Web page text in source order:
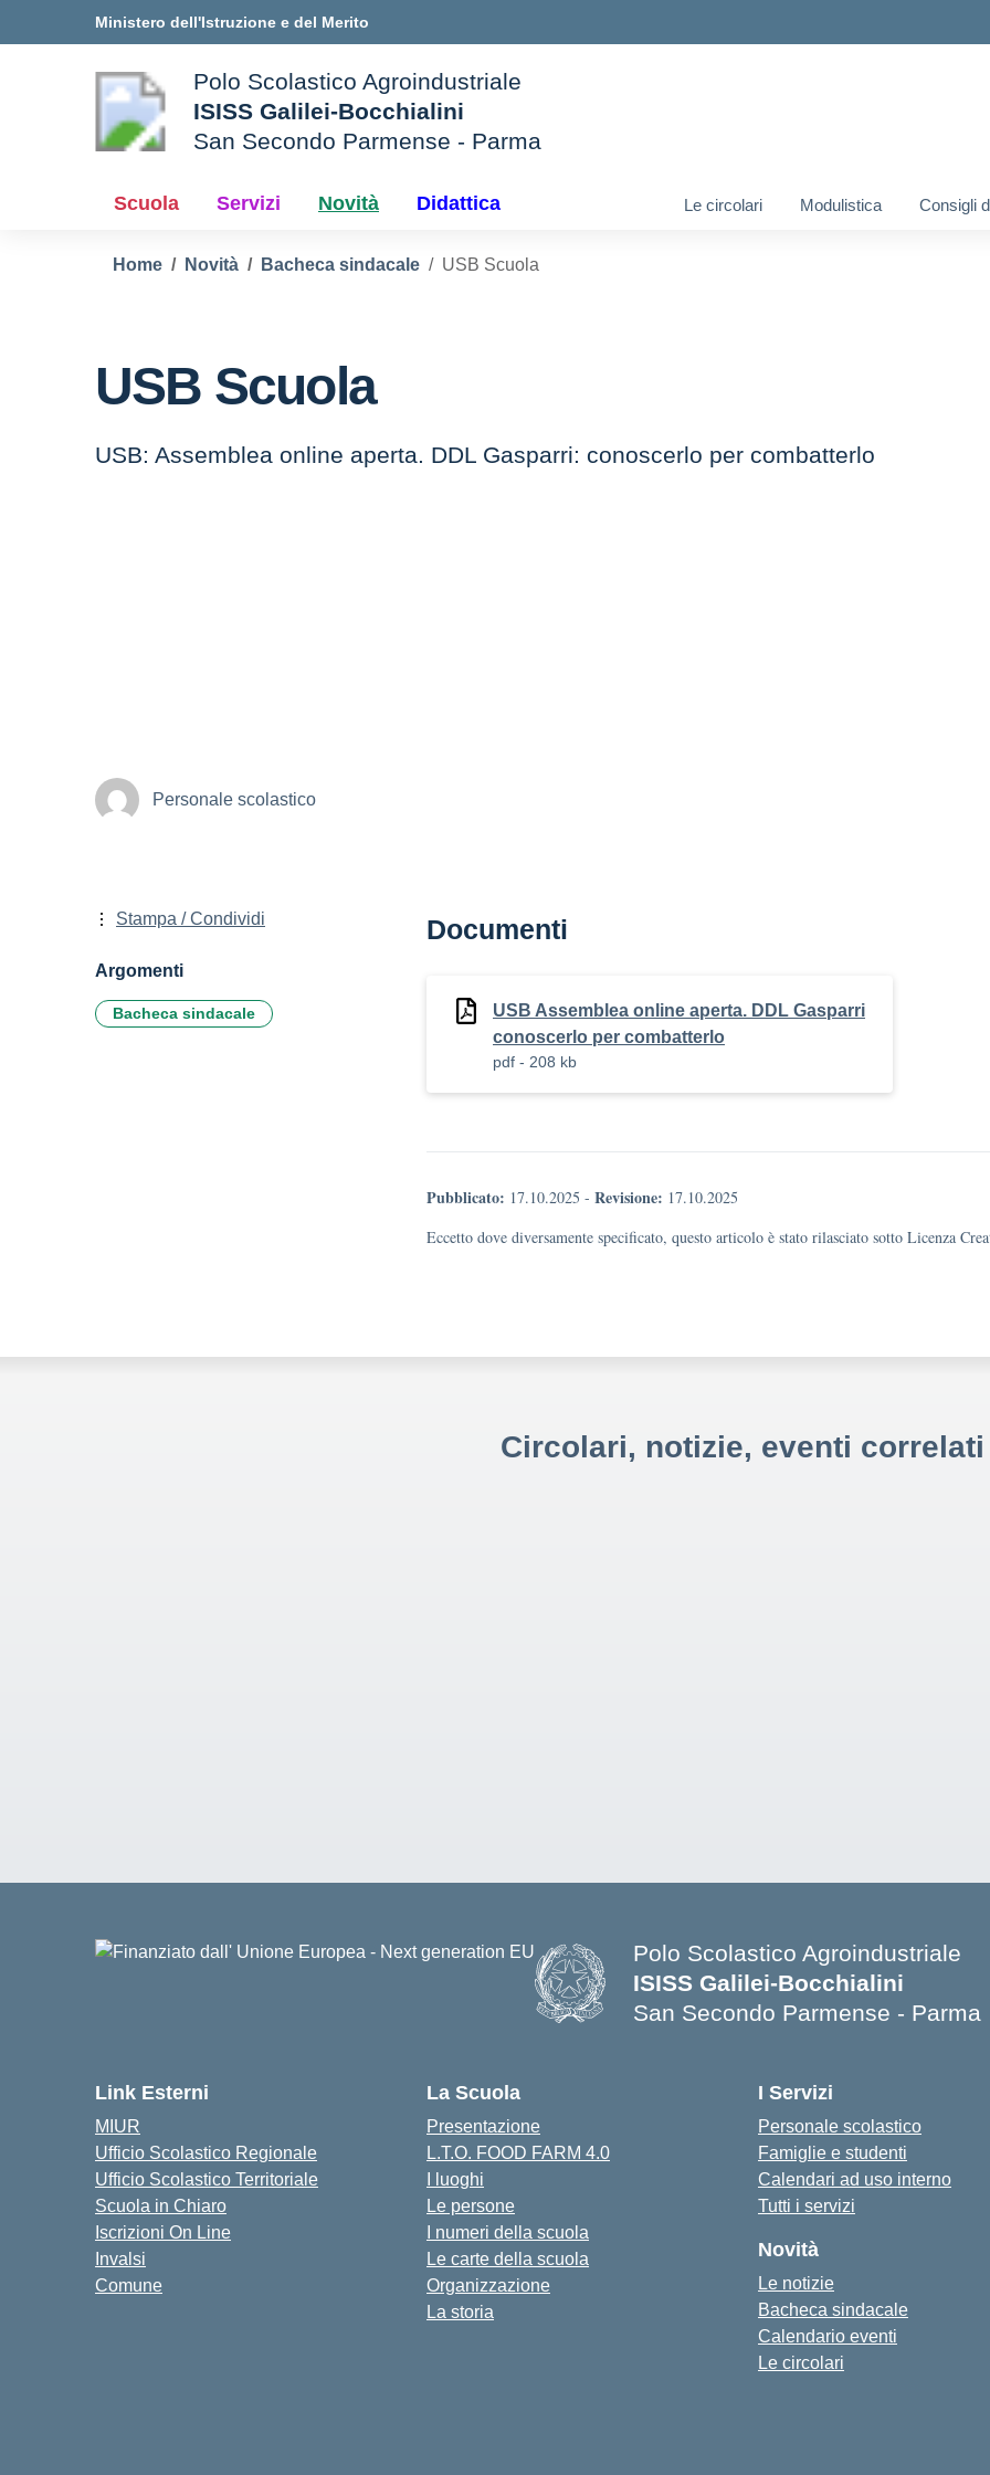
Ministero dell'Istruzione e del Merito
Polo Scolastico Agroindustriale
ISISS Galilei-Bocchialini
San Secondo Parmense - Parma
Scuola Servizi Novità Didattica Le circolari Modulistica Consigli
Home Novità Bacheca sindacale USB Scuola
USB Scuola
USB: Assemblea online aperta. DDL Gasparri: conoscerlo per combatterlo
Personale scolastico
Documenti
USB Assemblea online aperta. DDL Gasparri
conoscerlo per combatterlo
pdf - 208 kb
Pubblicato: 17.10.2025 - Revisione: 17.10.2025
Eccetto dove diversamente specificato, questo articolo è stato rilasciato sotto Licenza
Stampa / Condividi
Argomenti
Bacheca sindacale
Circolari, notizie, eventi correlati
Polo Scolastico Agroindustriale
ISISS Galilei-Bocchialini
San Secondo Parmense - Parma
Link Esterni
MIUR
Ufficio Scolastico Regionale
Ufficio Scolastico Territoriale
Scuola in Chiaro
Iscrizioni On Line
Invalsi
Comune
La Scuola
Presentazione
L.T.O. FOOD FARM 4.0
I luoghi
Le persone
I numeri della scuola
Le carte della scuola
Organizzazione
La storia
I Servizi
Personale scolastico
Famiglie e studenti
Calendari ad uso interno
Tutti i servizi
Novità
Le notizie
Bacheca sindacale
Calendario eventi
Le circolari